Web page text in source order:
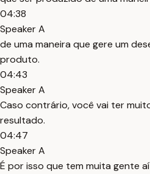
04:38
Speaker A
de uma maneira que gere um
produto.
04:43
Speaker A
Caso contrário, você vai ter
resultado.
04:47
Speaker A
É por isso que tem muita gente